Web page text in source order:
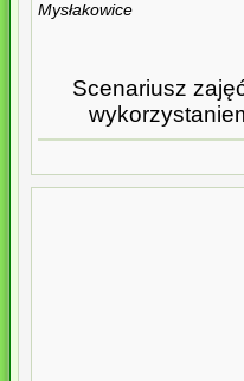
Mysłakowice
Scenariusz